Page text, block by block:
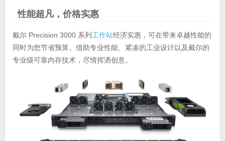
性能超凡，价格实惠
戴尔 Precision 3000 系列工作站经济实惠，可在带来卓越性能的
同时为您节省预算。借助专业性能、紧凑的工业设计以及戴尔的
专业级可靠内存技术，尽情挥洒创意。